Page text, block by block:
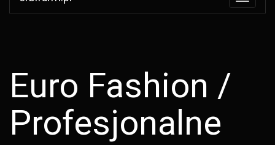
Euro Fashion /
Profesjonalne